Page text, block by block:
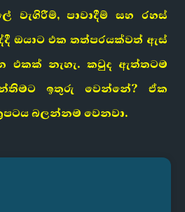
වැගිරීම්, පාවාදීම් සහ රහස්
ඔයාට එක තත්පරයක්වත් ඇස්
එකක් නැහැ. කවුද ඇත්තටම
ඉතුරු වෙන්නේ? ඒක
බලන්නම වෙනවා.